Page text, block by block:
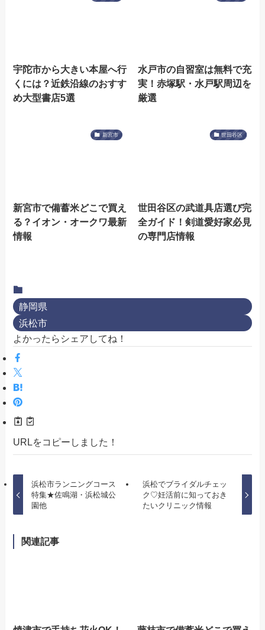
宇陀市から大きい本屋へ行
くには？近鉄沿線のおすす
め大型書店5選
水戸市の自習室は無料で充
実！赤塚駅・水戸駅周辺を
厳選
新宮市
新宮市で備蓄米どこで買え
る？イオン・オークワ最新
情報
世田谷区
世田谷区の武道具店選び完
全ガイド！剣道愛好家必見
の専門店情報
静岡県
浜松市
よかったらシェアしてね！
URLをコピーしました！
浜松市ランニングコース
特集★佐鳴湖・浜松城公
園他
浜松でブライダルチェッ
ク♡妊活前に知っておき
たいクリニック情報
関連記事